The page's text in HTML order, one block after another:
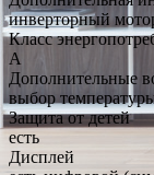
инверторный
Класс
A
Дополнительные
выбор
Защита от детей
есть
Дисплей